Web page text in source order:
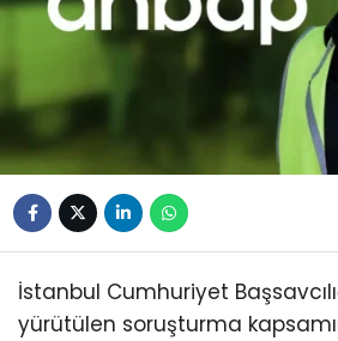
İstanbul Cumhuriyet
yürütülen soruşturma